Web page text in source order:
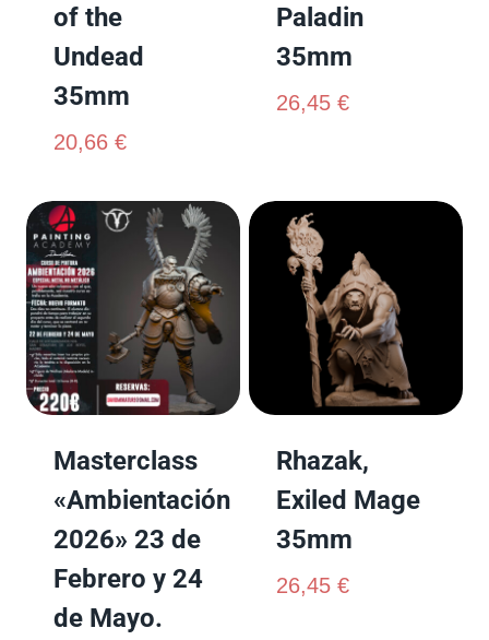
of the
Undead
35mm
20,66 €
Paladin
35mm
26,45 €
Masterclass
«Ambientación
2026» 23 de
Febrero y 24
de Mayo.
Rhazak,
Exiled Mage
35mm
26,45 €